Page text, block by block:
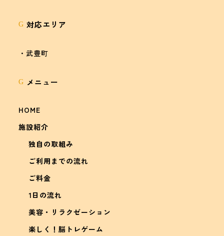
G 対応エリア
・武豊町
G メニュー
HOME
施設紹介
独自の取組み
ご利用までの流れ
ご料金
1日の流れ
美容・リラクゼーション
楽しく！脳トレゲーム